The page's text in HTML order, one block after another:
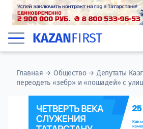
KAZANFIRST
Главная →Общество→ Депутаты
переодеть «зебр» и «лошадей» с